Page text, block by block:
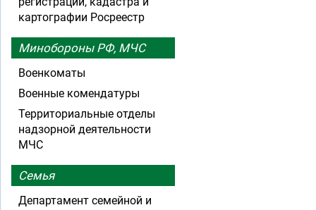
картографии Росреестр
Минобороны РФ, МЧС
Военкоматы
Военные комендатуры
Территориальные отделы
надзорной деятельности
МЧС
Семья
Департамент семейной и